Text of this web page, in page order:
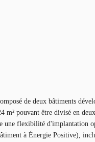
de deux bâtiments
pouvant être divisé en
une flexibilité d'implantation
à Énergie Positive),